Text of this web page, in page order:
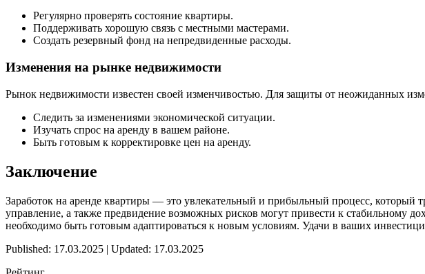
Регулярно проверять состояние квартиры.
Поддерживать хорошую связь с местными мастерами.
Создать резервный фонд на непредвиденные расходы.
Изменения на рынке недвижимости
Рынок недвижимости известен своей изменчивостью. Для защиты от неожиданных
Следить за изменениями экономической ситуации.
Изучать спрос на аренду в вашем районе.
Быть готовым к корректировке цен на аренду.
Заключение
Заработок на аренде квартиры — это увлекательный и прибыльный процесс,
управление, а также предвидение возможных рисков могут привести к стабильному
необходимо быть готовым адаптироваться к новым условиям. Удачи в ваших
Published: 17.03.2025 | Updated: 17.03.2025